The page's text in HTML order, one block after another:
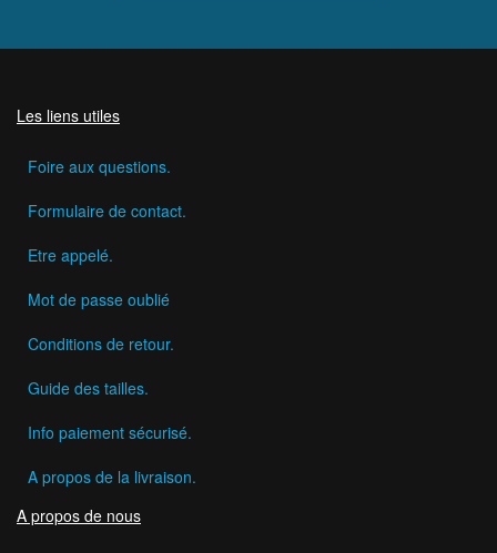
Les liens utiles
Foire aux questions.
Formulaire de contact.
Etre appelé.
Mot de passe oublié
Conditions de retour.
Guide des tailles.
Info paiement sécurisé.
A propos de la livraison.
A propos de nous